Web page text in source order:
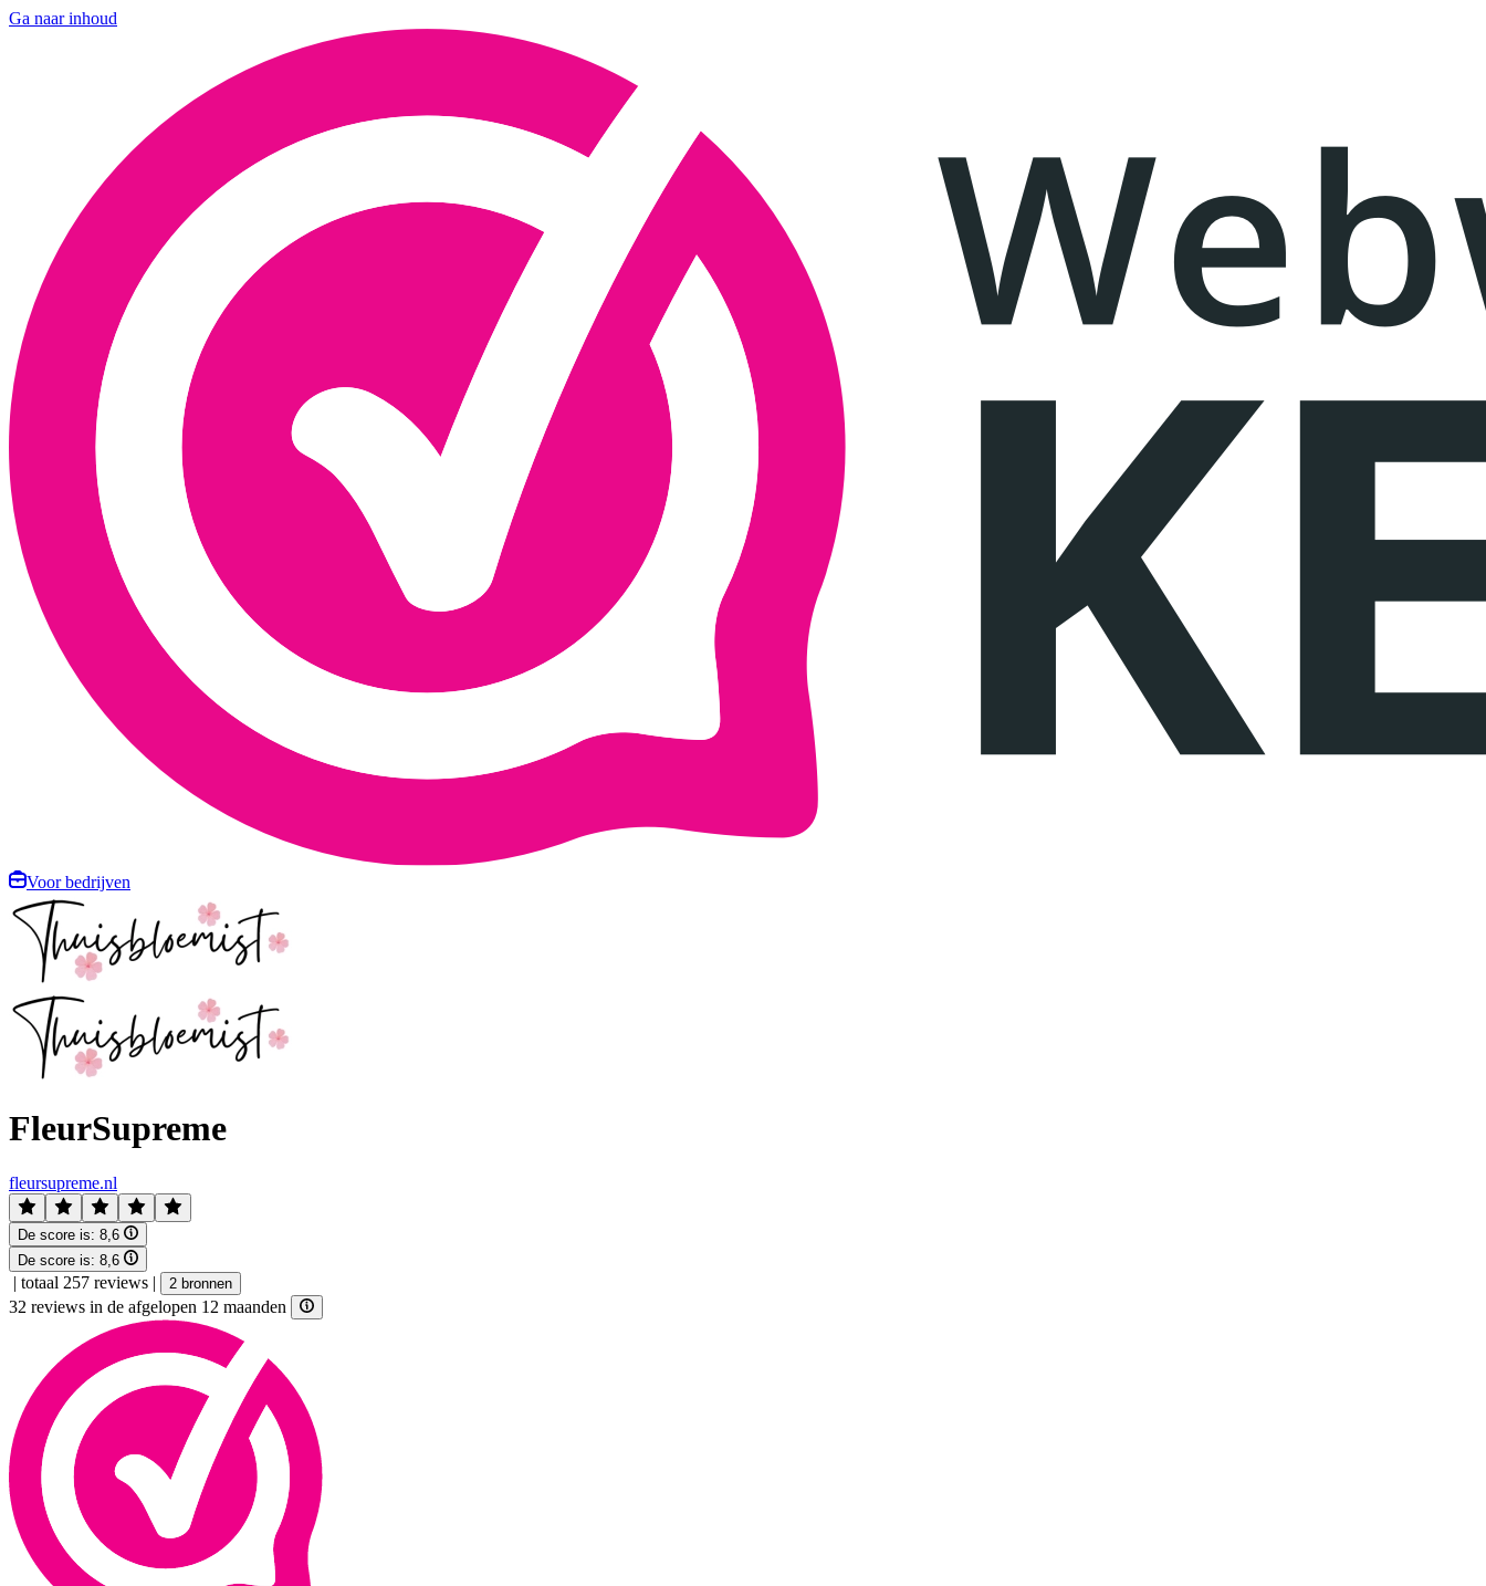
Ga naar inhoud
Voor bedrijven
FleurSupreme
fleursupreme.nl
De score is: 8,6
De score is: 8,6
| totaal 257 reviews | 2 bronnen
32 reviews in de afgelopen 12 maanden